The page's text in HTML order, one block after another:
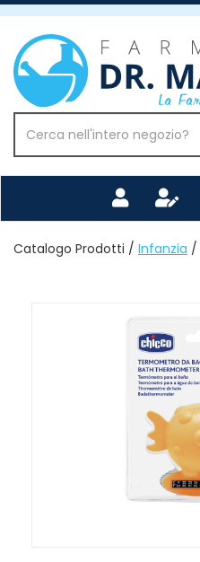
Passa
contenuto
principale
Farmacia
Mazzola
Prodotto
Catalogo Prodotti / Infanzia /